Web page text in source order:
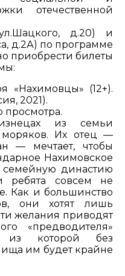
отечественной
д.20) и
д.2А) по программе
приобрести билеты
«Нахимовцы» (12+).
2021).
просмотра.
из семьи
моряков. Их отец —
— мечтает, чтобы
Нахимовское
династию
ребята совсем не
Как и большинство
они хотят лишь
желания приводят
«предводителя»
из которой без
им будет крайне